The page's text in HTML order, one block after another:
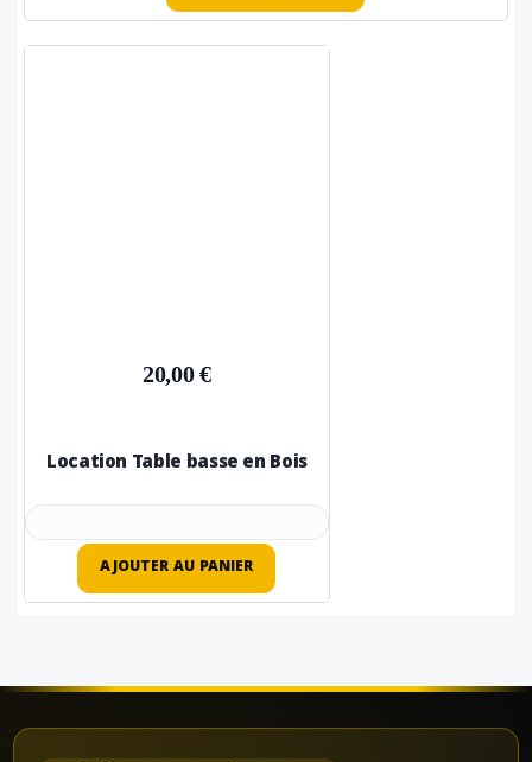
20,00 €
Location Table basse en Bois
AJOUTER AU PANIER